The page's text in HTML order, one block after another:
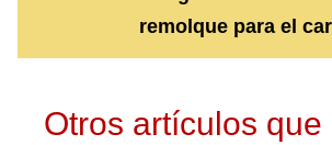
remolque para el
Otros artículos que